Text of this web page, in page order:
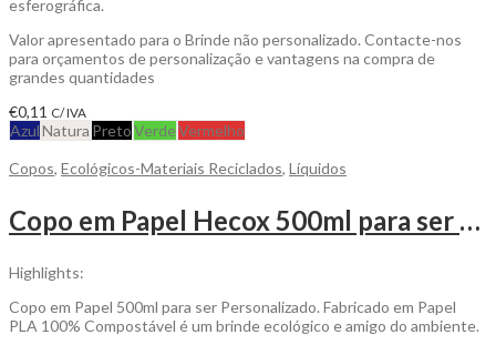
esferográfica.
Valor apresentado para o Brinde não personalizado. Contacte-nos
para orçamentos de personalização e vantagens na compra de
grandes quantidades
€0,11 C/ IVA
AzulNatura PretoVerdeVermelho
Copos, Ecológicos-Materiais Reciclados, Líquidos
Copo em Papel Hecox 500ml para ser Personalizado
Highlights:
Copo em Papel 500ml para ser Personalizado. Fabricado em Papel
PLA 100% Compostável é um brinde ecológico e amigo do ambiente.